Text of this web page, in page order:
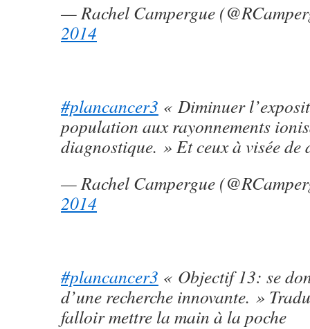
— Rachel Campergue
2014
#plancancer3 « Diminuer
population aux rayonnements
diagnostique. » Et ceux à visée de
— Rachel Campergue
2014
#plancancer3 « Objectif 13: se
d’une recherche innovante. »
falloir mettre la main à la poche